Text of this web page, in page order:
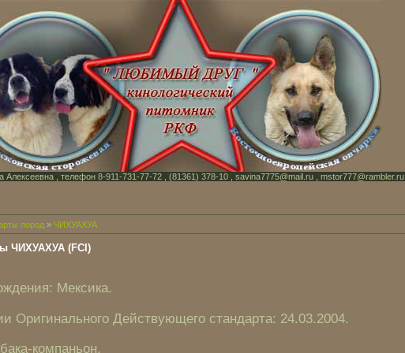
Алексеевна , телефон 8-911-731-77-72 , (81361) 378-10 , savina7775@mail.ru , mstor777@rambler.ru
пород» ЧИХУАХУА
ЧИХУАХУА (FCI)
Мексика.
Оригинального Действующего стандарта: 24.03.2004.
компаньон.